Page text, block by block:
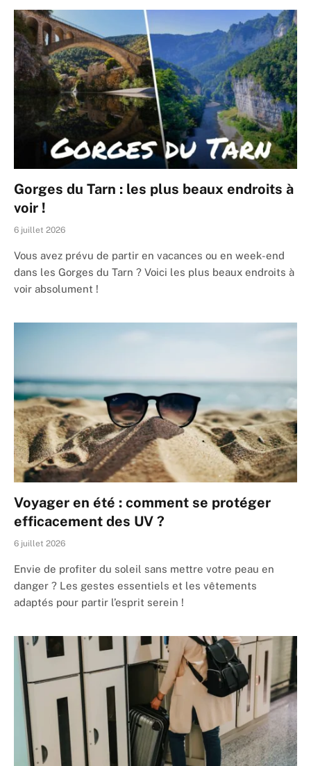
Gorges du Tarn : les plus beaux endroits à
voir !
6 juillet 2026
Vous avez prévu de partir en vacances ou en week-end
dans les Gorges du Tarn ? Voici les plus beaux endroits à
voir absolument !
Voyager en été : comment se protéger
efficacement des UV ?
6 juillet 2026
Envie de profiter du soleil sans mettre votre peau en
danger ? Les gestes essentiels et les vêtements
adaptés pour partir l’esprit serein !